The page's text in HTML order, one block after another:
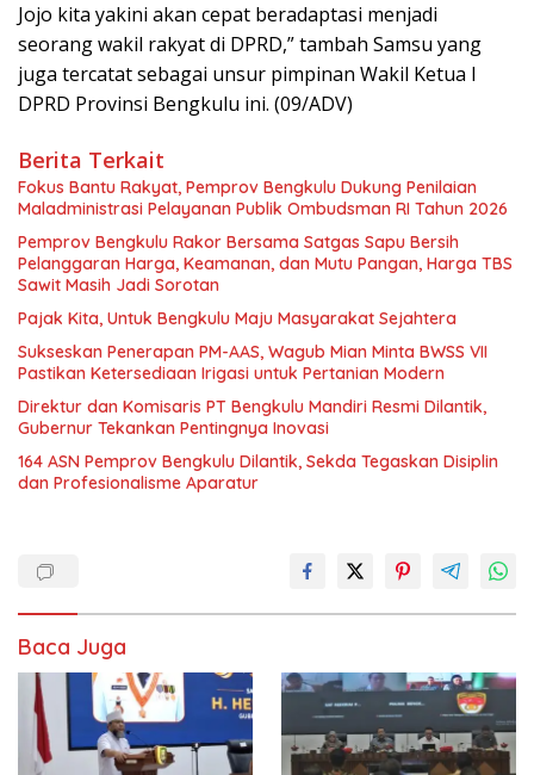
Jojo kita yakini akan cepat beradaptasi menjadi
seorang wakil rakyat di DPRD,” tambah Samsu yang
juga tercatat sebagai unsur pimpinan Wakil Ketua I
DPRD Provinsi Bengkulu ini. (09/ADV)
Berita Terkait
Fokus Bantu Rakyat, Pemprov Bengkulu Dukung Penilaian
Maladministrasi Pelayanan Publik Ombudsman RI Tahun 2026
Pemprov Bengkulu Rakor Bersama Satgas Sapu Bersih
Pelanggaran Harga, Keamanan, dan Mutu Pangan, Harga TBS
Sawit Masih Jadi Sorotan
Pajak Kita, Untuk Bengkulu Maju Masyarakat Sejahtera
Sukseskan Penerapan PM-AAS, Wagub Mian Minta BWSS VII
Pastikan Ketersediaan Irigasi untuk Pertanian Modern
Direktur dan Komisaris PT Bengkulu Mandiri Resmi Dilantik,
Gubernur Tekankan Pentingnya Inovasi
164 ASN Pemprov Bengkulu Dilantik, Sekda Tegaskan Disiplin
dan Profesionalisme Aparatur
Baca Juga